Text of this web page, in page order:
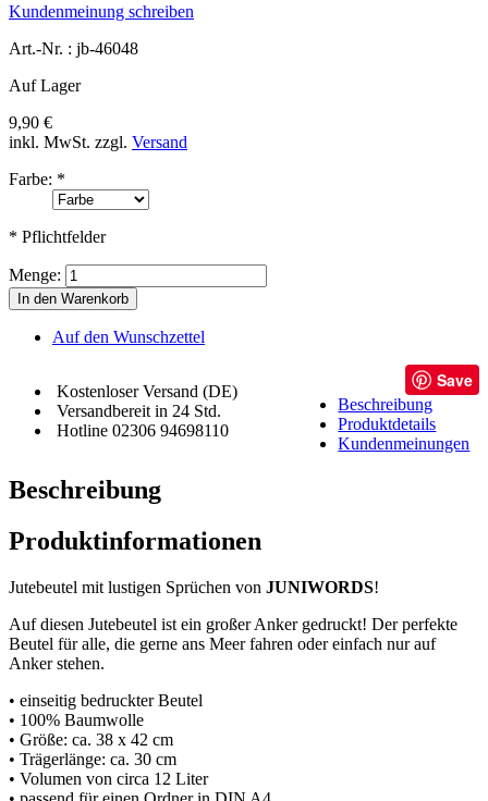
Kundenmeinung schreiben
Art.-Nr. : jb-46048
Auf Lager
9,90 €
inkl. MwSt. zzgl. Versand
Farbe: *
* Pflichtfelder
Menge:
In den Warenkorb
Auf den Wunschzettel
Kostenloser Versand (DE)
Versandbereit in 24 Std.
Hotline 02306 94698110
Save
Beschreibung
Produktdetails
Kundenmeinungen
Beschreibung
Produktinformationen
Jutebeutel mit lustigen Sprüchen von JUNIWORDS!
Auf diesen Jutebeutel ist ein großer Anker gedruckt! Der perfekte
Beutel für alle, die gerne ans Meer fahren oder einfach nur auf
Anker stehen.
• einseitig bedruckter Beutel
• 100% Baumwolle
• Größe: ca. 38 x 42 cm
• Trägerlänge: ca. 30 cm
• Volumen von circa 12 Liter